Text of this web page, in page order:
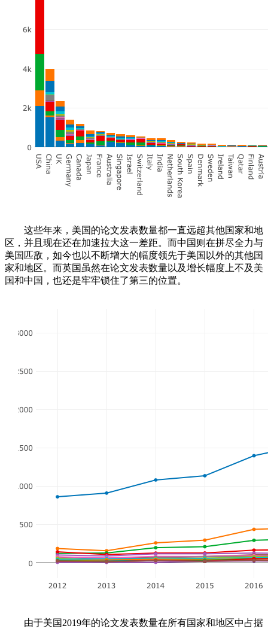
这些年来，美国的论文发表数量都一直远超其他国家和地
区，并且现在还在加速拉大这一差距。而中国则在拼尽全力与
美国匹敌，如今也以不断增大的幅度领先于美国以外的其他国
家和地区。而英国虽然在论文发表数量以及增长幅度上不及美
国和中国，也还是牢牢锁住了第三的位置。
由于美国2019年的论文发表数量在所有国家和地区中占据